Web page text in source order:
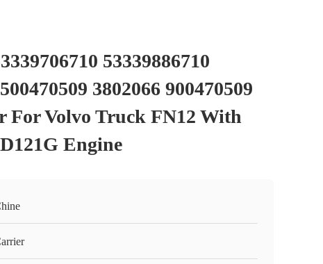
53339886710
3802066 900470509
For Volvo Truck FN12 With
Engine